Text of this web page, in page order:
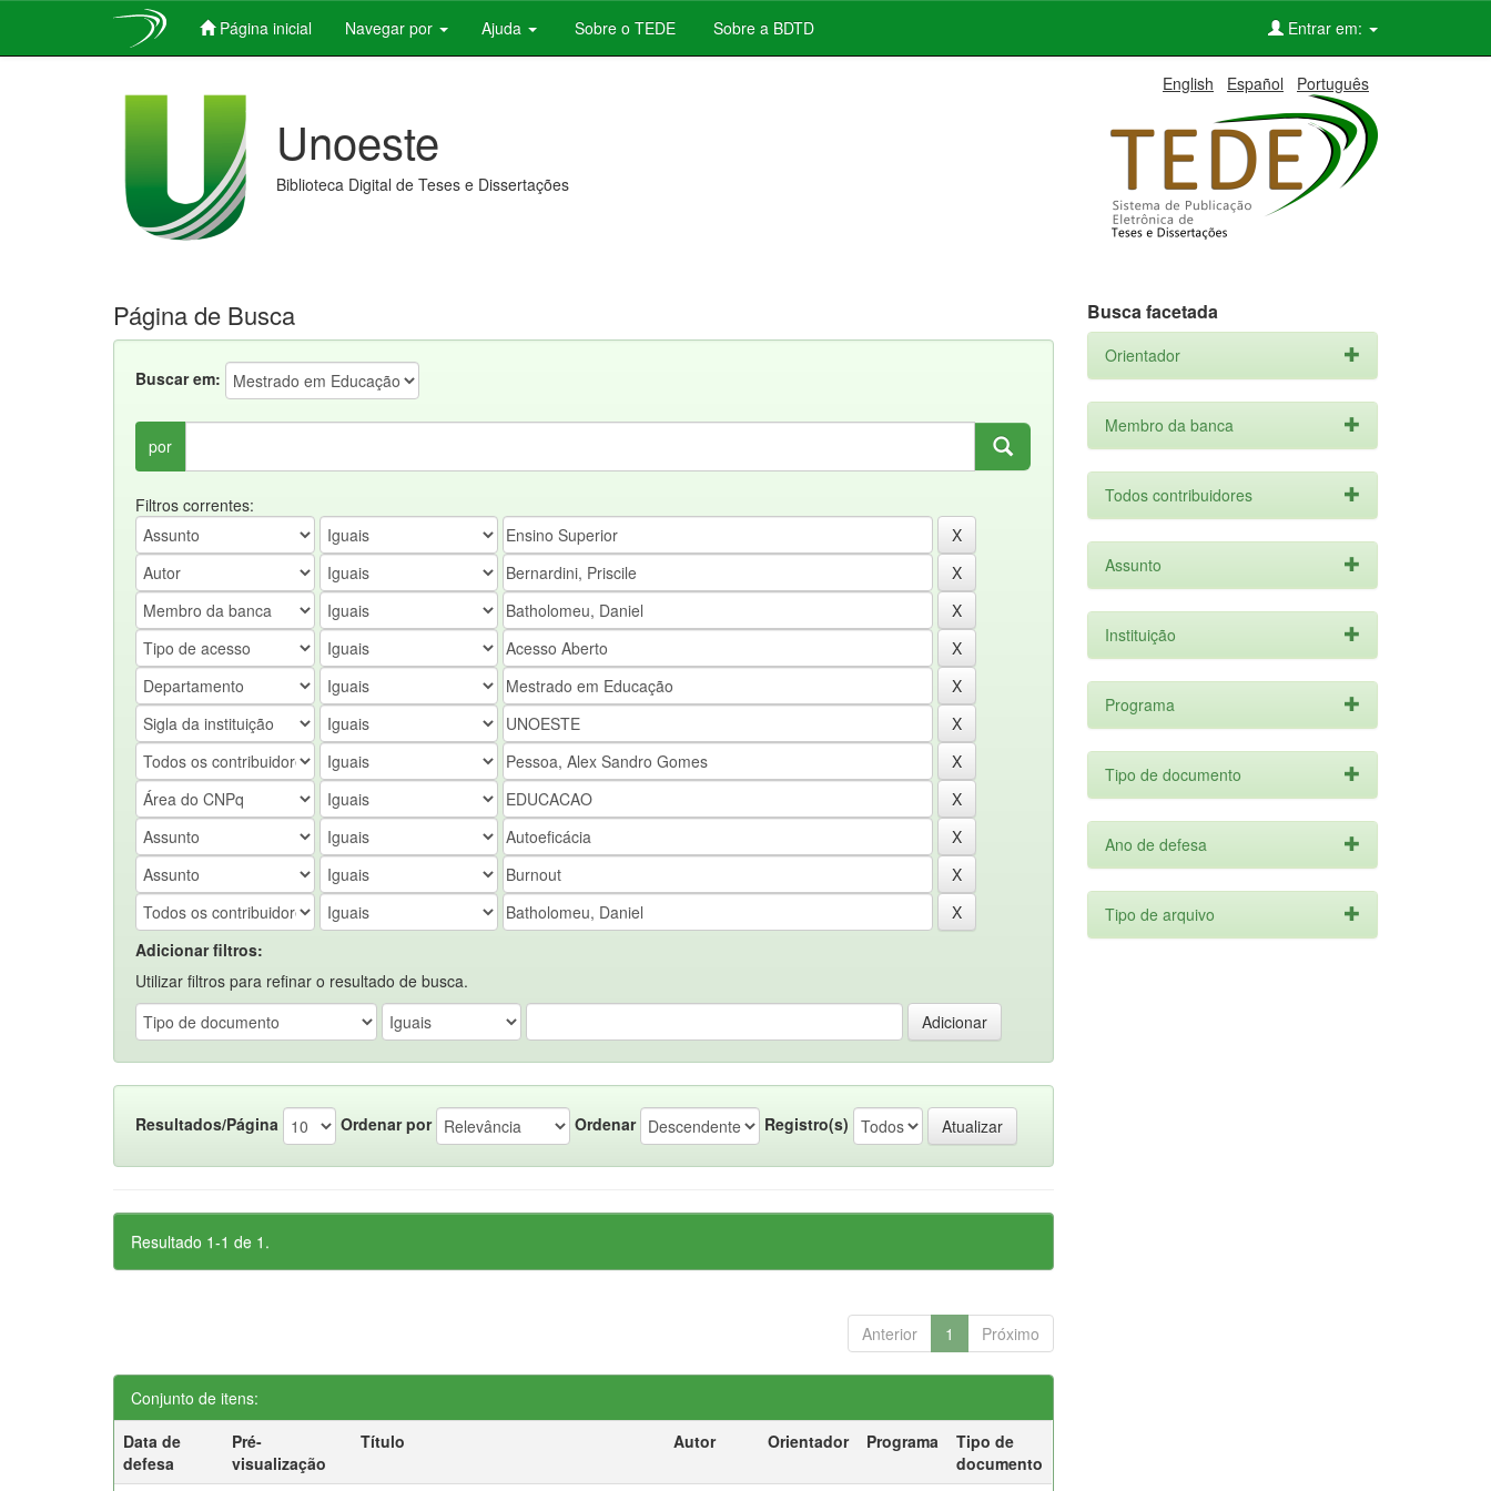
Página inicial Navegar por Ajuda Sobre o TEDE Sobre a BDTD Entrar em:
English Español Português
Unoeste
Biblioteca Digital de Teses e Dissertações
Página de Busca
Buscar em:
por
Filtros correntes:
Adicionar filtros:
Utilizar filtros para refinar o resultado de busca.
Resultados/Página Ordenar por Ordenar Registro(s)
Resultado 1-1 de 1.
Anterior 1 Próximo
Conjunto de itens:
Data de
defesa
Pré-
visualização
Título Autor Orientador Programa
Tipo de
documento
Busca facetada
Orientador
Membro da banca
Todos contribuidores
Assunto
Instituição
Programa
Tipo de documento
Ano de defesa
Tipo de arquivo